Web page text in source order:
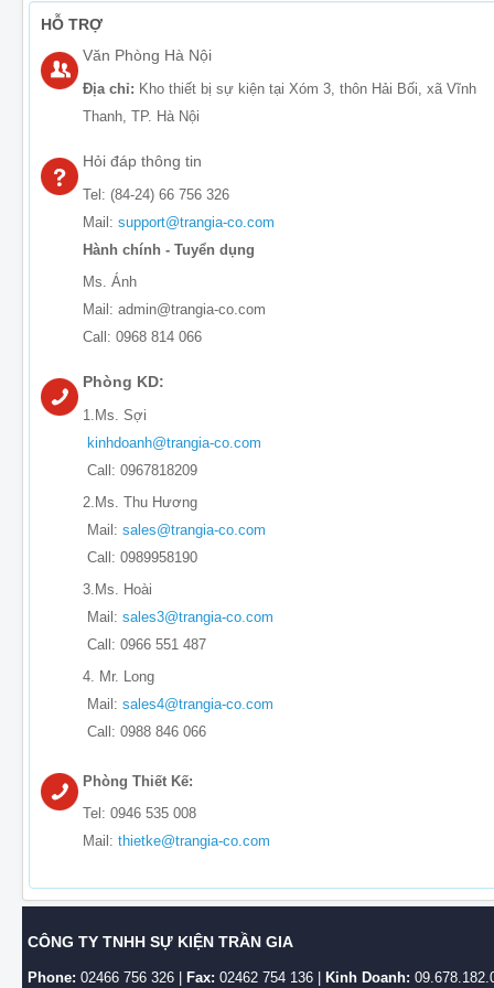
HỖ TRỢ
Văn Phòng Hà Nội
Địa chỉ: Kho thiết bị sự kiện tại Xóm 3, thôn Hải Bối, xã Vĩnh
Thanh, TP. Hà Nội
Hỏi đáp thông tin
Tel: (84-24) 66 756 326
Mail: support@trangia-co.com
Hành chính - Tuyển dụng
Ms. Ánh
Mail: admin@trangia-co.com
Call: 0968 814 066
Phòng KD:
1.Ms. Sợi
kinhdoanh@trangia-co.com
Call: 0967818209
2.Ms. Thu Hương
Mail: sales@trangia-co.com
Call: 0989958190
3.Ms. Hoài
Mail: sales3@trangia-co.com
Call: 0966 551 487
4. Mr. Long
Mail: sales4@trangia-co.com
Call: 0988 846 066
Phòng Thiết Kế:
Tel: 0946 535 008
Mail: thietke@trangia-co.com
CÔNG TY TNHH SỰ KIỆN TRẦN GIA
Phone: 02466 756 326 | Fax: 02462 754 136 | Kinh Doanh: